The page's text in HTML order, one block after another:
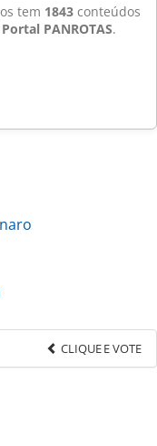
tem 1843 conteúdos
Portal PANROTAS.
CLIQUE E VOTE